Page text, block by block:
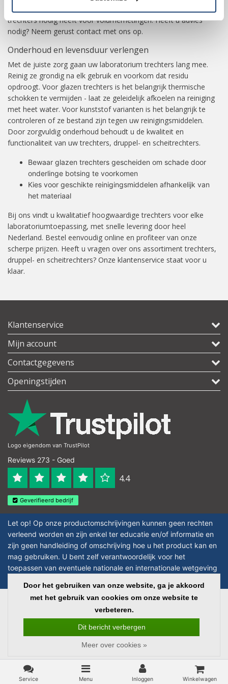
chemische bestendigheid. Overweeg ook of u gegradueerde
trechters nodig heeft voor volumemetingen. Heeft u advies
nodig? Neem gerust contact met ons op.
Onderhoud en levensduur verlengen
Met de juiste zorg gaan uw laboratorium trechters lang mee.
Reinig ze grondig na elk gebruik en voorkom dat residu
opdroogt. Voor glazen trechters is het belangrijk thermische
schokken te vermijden - laat ze geleidelijk afkoelen na reiniging
met heet water. Voor kunststof varianten is het belangrijk te
controleren of ze bestand zijn tegen uw reinigingsmiddelen.
Door zorgvuldig onderhoud behoudt u de kwaliteit en
functionaliteit van uw trechters, druppel- en scheitrechters.
Bewaar glazen trechters gescheiden om schade door
onderlinge botsing te voorkomen
Kies voor geschikte reinigingsmiddelen afhankelijk van
het materiaal
Bij ons vindt u kwalitatief hoogwaardige trechters voor elke
laboratoriumtoepassing, met snelle levering door heel
Nederland. Bestel eenvoudig online en profiteer van onze
scherpe prijzen. Heeft u vragen over ons assortiment trechters,
druppel- en scheitrechters? Onze klantenservice staat voor u
klaar.
Klantenservice
Mijn account
Contactgegevens
Openingstijden
Logo eigendom van TrustPilot
Reviews 273 - Goed
4.4
Geverifieerd bedrijf
Let op! Op onze productomschrijvingen kunnen geen rechten
verleend worden en zijn enkel ter educatie en/of informatie en
zijn geen handleiding of omschrijving hoe u het product kan en
mag gebruiken. U bent zelf verantwoordelijk voor het
toepassen van eventuele nationale en internationale wetgeving
Copyright © 2026 - Laboratorium Discounter - All rights reserved - Theme by
Alle bedragen zijn exclusief BTW
Service Menu Inloggen Winkelwagen
Door het gebruiken van onze website, ga je akkoord
met het gebruik van cookies om onze website te
verbeteren.
Dit bericht verbergen
Meer over cookies »